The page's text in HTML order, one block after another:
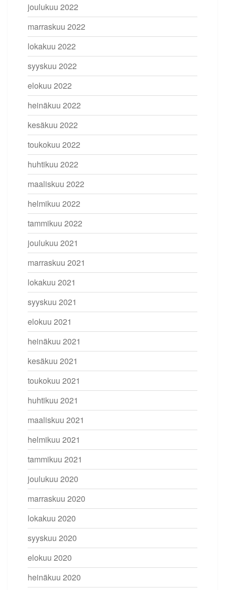
joulukuu 2022
marraskuu 2022
lokakuu 2022
syyskuu 2022
elokuu 2022
heinäkuu 2022
kesäkuu 2022
toukokuu 2022
huhtikuu 2022
maaliskuu 2022
helmikuu 2022
tammikuu 2022
joulukuu 2021
marraskuu 2021
lokakuu 2021
syyskuu 2021
elokuu 2021
heinäkuu 2021
kesäkuu 2021
toukokuu 2021
huhtikuu 2021
maaliskuu 2021
helmikuu 2021
tammikuu 2021
joulukuu 2020
marraskuu 2020
lokakuu 2020
syyskuu 2020
elokuu 2020
heinäkuu 2020